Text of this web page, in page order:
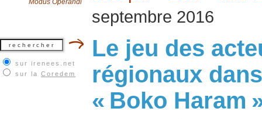
Modus Operandi
sur irenees.net
sur la Coredem
septembre 2016
Le jeu des
régionaux
« Boko Haram